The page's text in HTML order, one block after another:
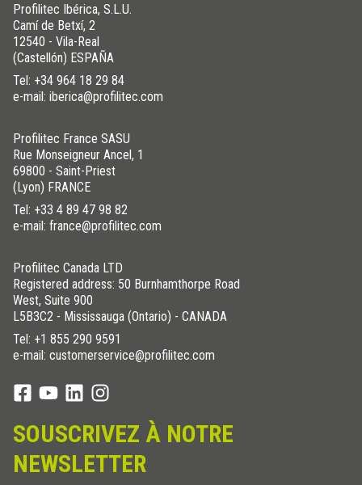
Profilitec Ibérica, S.L.U.
Camí de Betxí, 2
12540 - Vila-Real
(Castellón) ESPAÑA
Tel: +34 964 18 29 84
e-mail: iberica@profilitec.com
Profilitec France SASU
Rue Monseigneur Ancel, 1
69800 - Saint-Priest
(Lyon) FRANCE
Tel: +33 4 89 47 98 82
e-mail: france@profilitec.com
Profilitec Canada LTD
Registered address: 50 Burnhamthorpe Road
West, Suite 900
L5B3C2 - Mississauga (Ontario) - CANADA
Tel: +1 855 290 9591
e-mail: customerservice@profilitec.com
SOUSCRIVEZ À NOTRE
NEWSLETTER